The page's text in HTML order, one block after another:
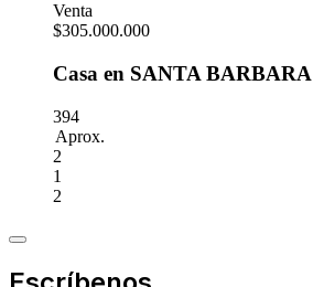
Venta
$305.000.000
Casa en SANTA BARBARA
394
Aprox.
2
1
2